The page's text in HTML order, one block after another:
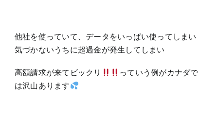
他社を使っていて、データをいっぱい使ってしまい
気づかないうちに超過金が発生してしまい
高額請求が来てビックリ
っていう例がカナダで
は沢山あります